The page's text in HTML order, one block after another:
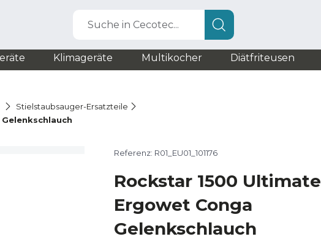
Suche in Cecotec...
Klimageräte Multikocher Diätfriteusen
Stielstaubsauger-Ersatzteile
Referenz: R01_EU01_101176
Rockstar 1500 Ultimate
Ergowet Conga
Gelenkschlauch